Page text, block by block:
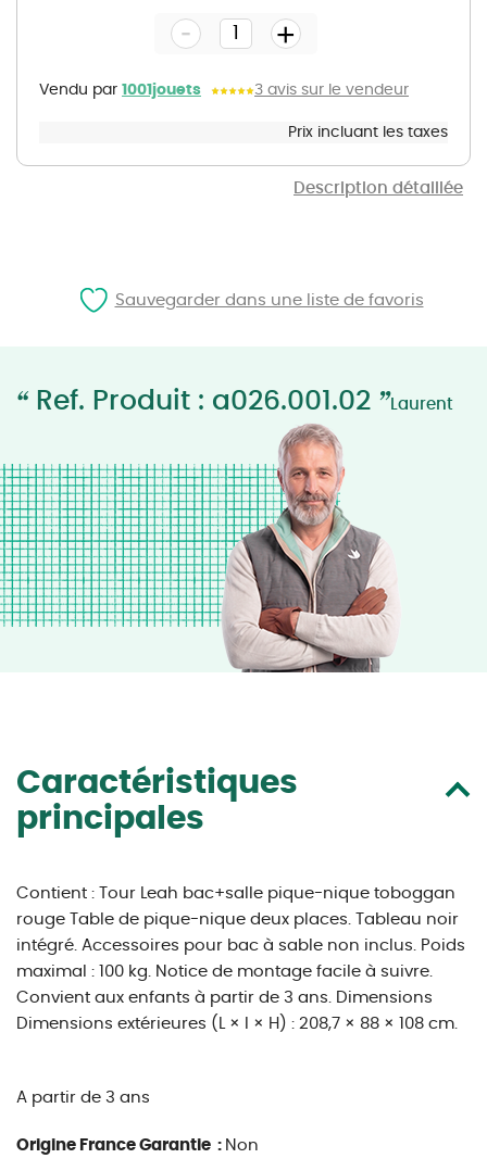
Description détaillée
gallery
Prix incluant les taxes
Vendu par 1001jouets 3 avis sur le vendeur
- +
“ Ref. Produit : a026.001.02 ”Laurent
Caractéristiques
principales
Contient : Tour Leah bac+salle pique-nique toboggan
rouge Table de pique-nique deux places. Tableau noir
intégré. Accessoires pour bac à sable non inclus. Poids
maximal : 100 kg. Notice de montage facile à suivre.
Convient aux enfants à partir de 3 ans. Dimensions
Dimensions extérieures (L × l × H) : 208,7 × 88 × 108 cm.
A partir de 3 ans
Origine France Garantie : Non
Sauvegarder dans une liste de favoris